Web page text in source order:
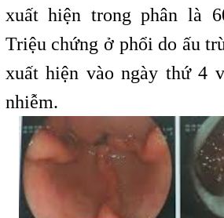
xuất hiện trong phân là
Triệu chứng ở phổi do ấu
xuất hiện vào ngày thứ 4
nhiễm.